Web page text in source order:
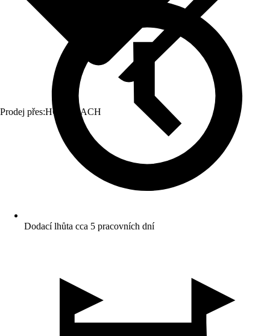
Prodej přes:HORNBACH
Dodací lhůta cca 5 pracovních dní